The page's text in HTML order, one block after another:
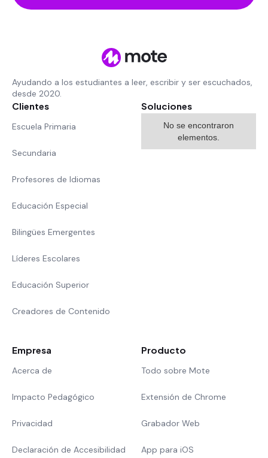
Ayudando a los estudiantes a leer, escribir y ser escuchados,
desde 2020.
Clientes
Escuela Primaria
Secundaria
Profesores de Idiomas
Educación Especial
Bilingües Emergentes
Líderes Escolares
Educación Superior
Creadores de Contenido
Soluciones
No se encontraron
elementos.
Empresa
Acerca de
Impacto Pedagógico
Privacidad
Declaración de Accesibilidad
Producto
Todo sobre Mote
Extensión de Chrome
Grabador Web
App para iOS